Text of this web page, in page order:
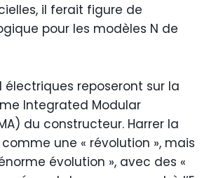
il ferait figure de
pour les modèles N de
électriques reposeront sur la
Integrated Modular
du constructeur. Harrer la
une « révolution », mais
évolution », avec des «